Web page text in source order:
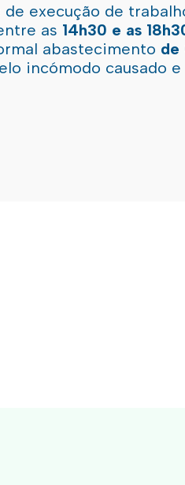
execução de
as 14h30 e as
abastecimento de
incómodo causado